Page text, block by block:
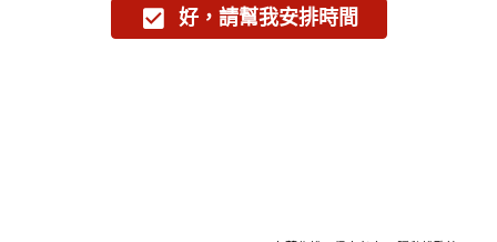
好，請幫我安排時間